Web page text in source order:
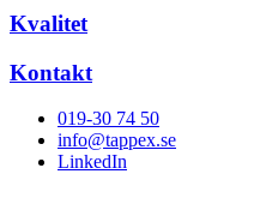
Kvalitet
Kontakt
019-30 74 50
info@tappex.se
LinkedIn